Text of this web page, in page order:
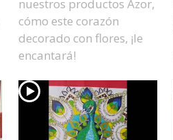
nuestros productos Azor,
cómo este corazón
decorado con flores, ¡le
encantará!